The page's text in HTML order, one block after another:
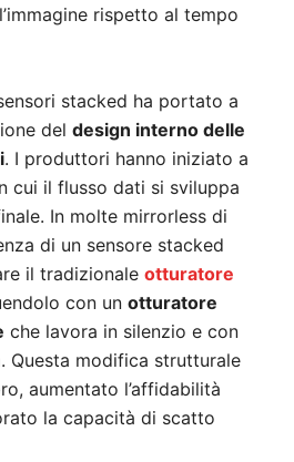
rispetto al tempo
stacked ha portato a
del design interno delle
. I produttori hanno iniziato a
cui il flusso dati si sviluppa
In molte mirrorless di
di un sensore stacked
il tradizionale otturatore
con un otturatore
che lavora in silenzio e con
Questa modifica strutturale
aumentato l’affidabilità
la capacità di scatto